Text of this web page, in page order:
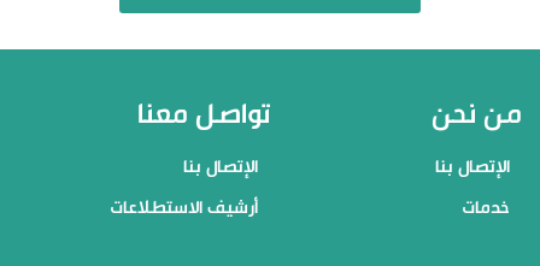
من نحن
الإتصال بنا
خدمات
تواصل معنا
الإتصال بنا
أرشيف الاستطلاعات